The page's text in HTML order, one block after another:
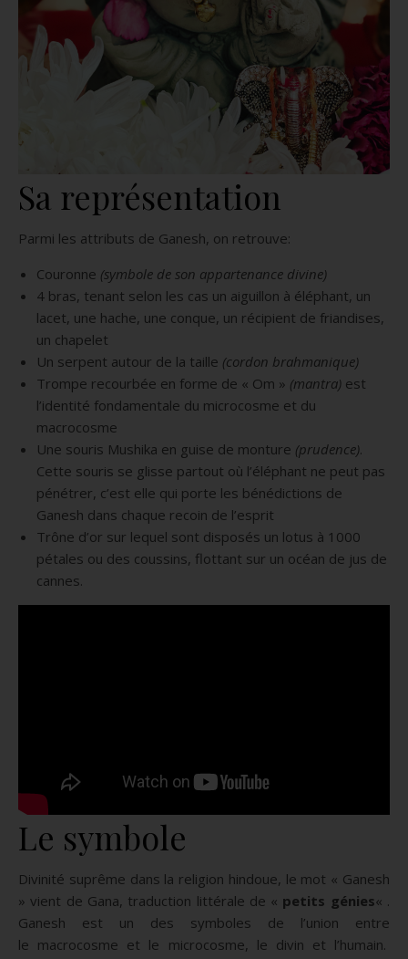
Sa représentation
Parmi les attributs de Ganesh, on retrouve:
Couronne (symbole de son appartenance divine)
4 bras, tenant selon les cas un aiguillon à éléphant, un
lacet, une hache, une conque, un récipient de friandises,
un chapelet
Un serpent autour de la taille (cordon brahmanique)
Trompe recourbée en forme de « Om » (mantra) est
l’identité fondamentale du microcosme et du
macrocosme
Une souris Mushika en guise de monture (prudence).
Cette souris se glisse partout où l’éléphant ne peut pas
pénétrer, c’est elle qui porte les bénédictions de
Ganesh dans chaque recoin de l’esprit
Trône d’or sur lequel sont disposés un lotus à 1000
pétales ou des coussins, flottant sur un océan de jus de
cannes.
Le symbole
Divinité suprême dans la religion hindoue, le mot « Ganesh
» vient de Gana, traduction littérale de « petits génies« .
Ganesh est un des symboles de l’union entre
le macrocosme et le microcosme, le divin et l’humain.